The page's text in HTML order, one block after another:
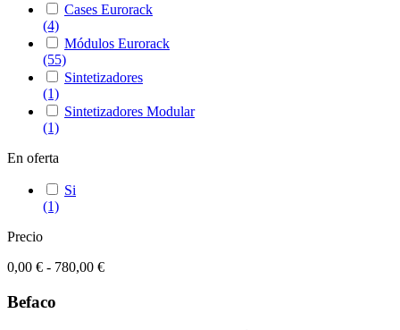
Cases Eurorack
(4)
Módulos Eurorack
(55)
Sintetizadores
(1)
Sintetizadores Modular
(1)
En oferta
Si
(1)
Precio
0,00 € - 780,00 €
Befaco